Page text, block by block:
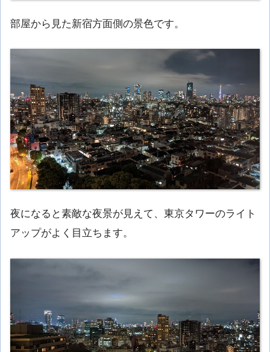
部屋から見た新宿方面側の景色です。
夜になると素敵な夜景が見えて、東京タワーのライト
アップがよく目立ちます。